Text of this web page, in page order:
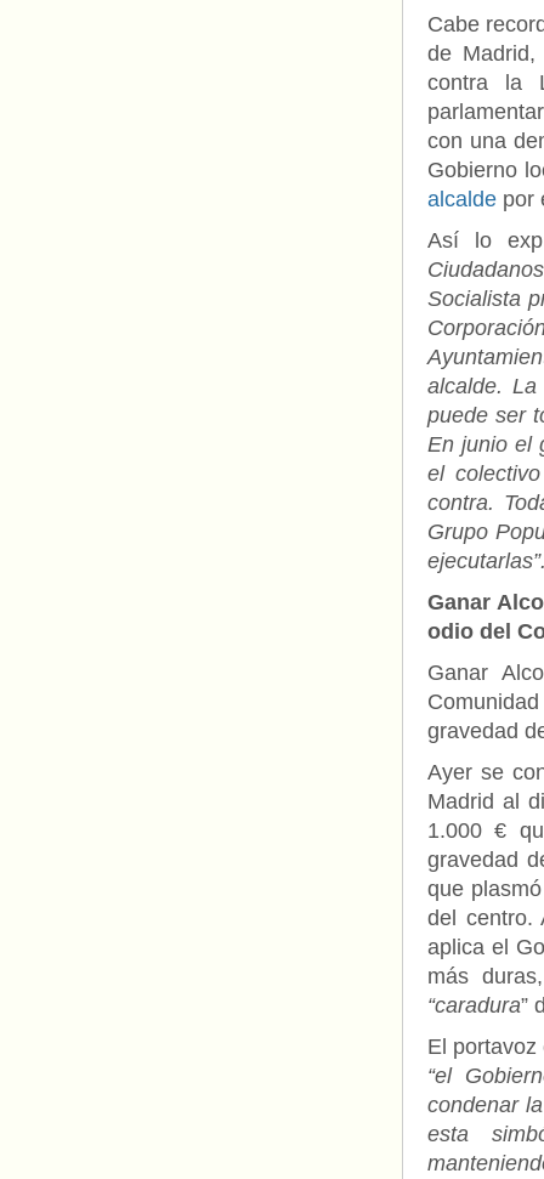
Cabe
de
contra la
con una
Gobierno
alcalde por
Así lo
Socialista
alcalde.
puede ser
En junio el
el
contra.
Grupo
Ganar
odio del
Ganar
gravedad
Ayer se
Madrid al
1.000 €
gravedad
que
del centro.
aplica el
más
“caradura”
El portavoz
“el
condenar
esta